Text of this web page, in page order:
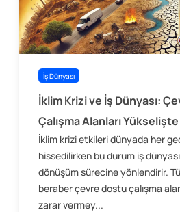
İş Dünyası
İklim Krizi ve İş Dünyası:
Çalışma Alanları Yükselişte
İklim krizi etkileri dünyada her
hissedilirken bu durum iş
dönüşüm sürecine yönlendirir.
beraber çevre dostu çalışma
zarar vermey...